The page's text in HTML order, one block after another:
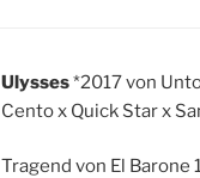
Ulysses*2017 von
Cento x Quick Star x
Tragend von El Barone